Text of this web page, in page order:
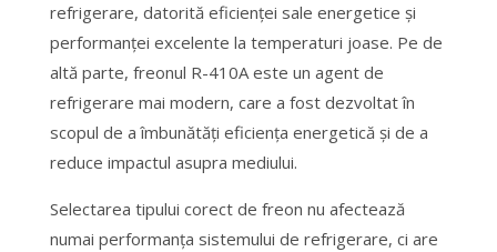
refrigerare, datorită eficienței sale energetice și
performanței excelente la temperaturi joase. Pe de
altă parte, freonul R-410A este un agent de
refrigerare mai modern, care a fost dezvoltat în
scopul de a îmbunătăți eficiența energetică și de a
reduce impactul asupra mediului.
Selectarea tipului corect de freon nu afectează
numai performanța sistemului de refrigerare, ci are